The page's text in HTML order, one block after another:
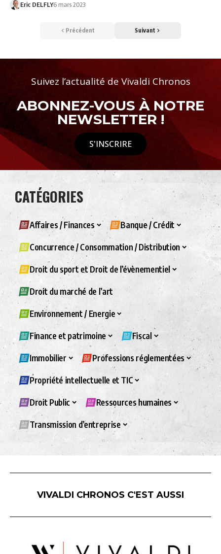
Eric DELFLY6 mars 2023
Précédent Suivant
Suivez l’actualité de Vivaldi Chronos
ABONNEZ-VOUS À NOTRE
NEWSLETTER !
S'INSCRIRE
CATÉGORIES
Affaires / Finances Banque / Crédit
Concurrence / Consommation / Distribution
Droit du sport et Droit de l’évènementiel
Droit du marché de l’art
Environnement / Energie
Finance et patrimoine Fiscal
Immobilier Professions réglementées
Propriété intellectuelle et TIC
Droit Public Ressources humaines
Transmission d’entreprise
VIVALDI CHRONOS C'EST AUSSI